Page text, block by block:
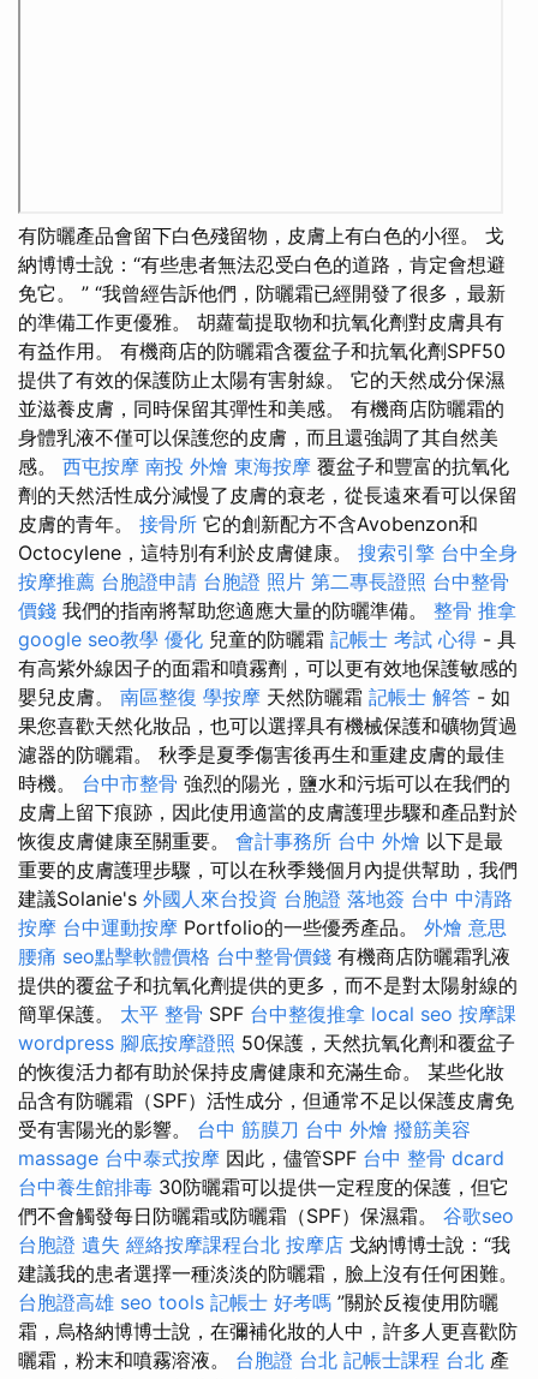
有防曬產品會留下白色殘留物，皮膚上有白色的小徑。 戈
納博博士說：“有些患者無法忍受白色的道路，肯定會想避
免它。 ” “我曾經告訴他們，防曬霜已經開發了很多，最新
的準備工作更優雅。 胡蘿蔔提取物和抗氧化劑對皮膚具有
有益作用。 有機商店的防曬霜含覆盆子和抗氧化劑SPF50
提供了有效的保護防止太陽有害射線。 它的天然成分保濕
並滋養皮膚，同時保留其彈性和美感。 有機商店防曬霜的
身體乳液不僅可以保護您的皮膚，而且還強調了其自然美
感。 西屯按摩 南投 外燴 東海按摩 覆盆子和豐富的抗氧化
劑的天然活性成分減慢了皮膚的衰老，從長遠來看可以保留
皮膚的青年。 接骨所 它的創新配方不含Avobenzon和
Octocylene，這特別有利於皮膚健康。 搜索引擎 台中全身
按摩推薦 台胞證申請 台胞證 照片 第二專長證照 台中整骨
價錢 我們的指南將幫助您適應大量的防曬準備。 整骨 推拿
google seo教學 優化 兒童的防曬霜 記帳士 考試 心得 - 具
有高紫外線因子的面霜和噴霧劑，可以更有效地保護敏感的
嬰兒皮膚。 南區整復 學按摩 天然防曬霜 記帳士 解答 - 如
果您喜歡天然化妝品，也可以選擇具有機械保護和礦物質過
濾器的防曬霜。 秋季是夏季傷害後再生和重建皮膚的最佳
時機。 台中市整骨 強烈的陽光，鹽水和污垢可以在我們的
皮膚上留下痕跡，因此使用適當的皮​​膚護理步驟和產品對於
恢復皮膚健康至關重要。 會計事務所 台中 外燴 以下是最
重要的皮膚護理步驟，可以在秋季幾個月內提供幫助，我們
建議Solanie's 外國人來台投資 台胞證 落地簽 台中 中清路
按摩 台中運動按摩 Portfolio的一些優秀產品。 外燴 意思
腰痛 seo點擊軟體價格 台中整骨價錢 有機商店防曬霜乳液
提供的覆盆子和抗氧化劑提供的更多，而不是對太陽射線的
簡單保護。 太平 整骨 SPF 台中整復推拿 local seo 按摩課
wordpress 腳底按摩證照 50保護，天然抗氧化劑和覆盆子
的恢復活力都有助於保持皮膚健康和充滿生命。 某些化妝
品含有防曬霜（SPF）活性成分，但通常不足以保護皮膚免
受有害陽光的影響。 台中 筋膜刀 台中 外燴 撥筋美容
massage 台中泰式按摩 因此，儘管SPF 台中 整骨 dcard
台中養生館排毒 30防曬霜可以提供一定程度的保護，但它
們不會觸發每日防曬霜或防曬霜（SPF）保濕霜。 谷歌seo
台胞證 遺失 經絡按摩課程台北 按摩店 戈納博博士說：“我
建議我的患者選擇一種淡淡的防曬霜，臉上沒有任何困難。
台胞證高雄 seo tools 記帳士 好考嗎 ”關於反複使用防曬
霜，烏格納博博士說，在彌補化妝的人中，許多人更喜歡防
曬霜，粉末和噴霧溶液。 台胞證 台北 記帳士課程 台北 產